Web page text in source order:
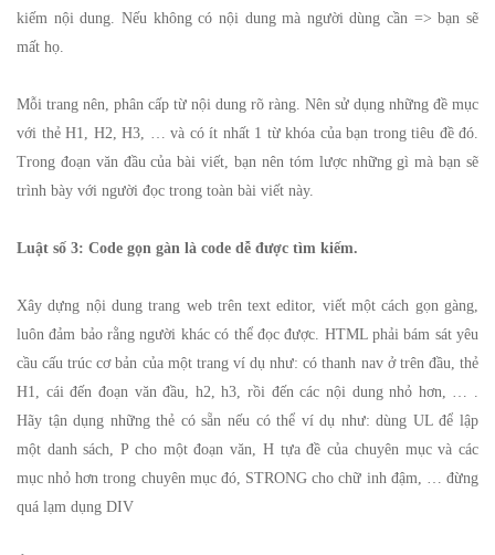
kiếm nội dung. Nếu không có nội dung mà người dùng cần => bạn sẽ
mất họ.
Mỗi trang nên, phân cấp từ nội dung rõ ràng. Nên sử dụng những đề mục
với thẻ H1, H2, H3, … và có ít nhất 1 từ khóa của bạn trong tiêu đề đó.
Trong đoạn văn đầu của bài viết, bạn nên tóm lược những gì mà bạn sẽ
trình bày với người đọc trong toàn bài viết này.
Luật số 3: Code gọn gàn là code dễ được tìm kiếm.
Xây dựng nội dung trang web trên text editor, viết một cách gọn gàng,
luôn đảm bảo rằng người khác có thể đọc được. HTML phải bám sát yêu
cầu cấu trúc cơ bản của một trang ví dụ như: có thanh nav ở trên đầu, thẻ
H1, cái đến đoạn văn đầu, h2, h3, rồi đến các nội dung nhỏ hơn, … .
Hãy tận dụng những thẻ có sẵn nếu có thể ví dụ như: dùng UL để lập
một danh sách, P cho một đoạn văn, H tựa đề của chuyên mục và các
mục nhỏ hơn trong chuyên mục đó, STRONG cho chữ inh đậm, … đừng
quá lạm dụng DIV